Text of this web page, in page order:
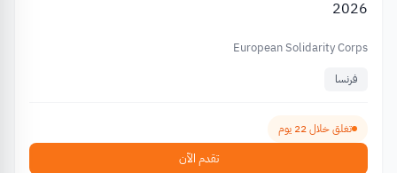
2026
European Solidarity Corps
فرنسا
تغلق خلال 22 يوم
تقدم الآن